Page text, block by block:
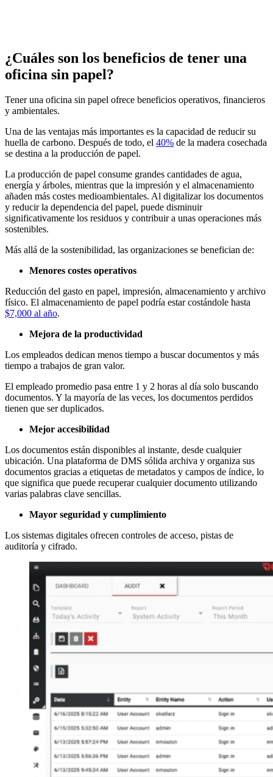
¿Cuáles son los beneficios de tener una
oficina sin papel?
Tener una oficina sin papel ofrece beneficios operativos, financieros
y ambientales.
Una de las ventajas más importantes es la capacidad de reducir su
huella de carbono. Después de todo, el 40% de la madera cosechada
se destina a la producción de papel.
La producción de papel consume grandes cantidades de agua,
energía y árboles, mientras que la impresión y el almacenamiento
añaden más costes medioambientales. Al digitalizar los documentos
y reducir la dependencia del papel, puede disminuir
significativamente los residuos y contribuir a unas operaciones más
sostenibles.
Más allá de la sostenibilidad, las organizaciones se benefician de:
Menores costes operativos
Reducción del gasto en papel, impresión, almacenamiento y archivo
físico. El almacenamiento de papel podría estar costándole hasta
$7,000 al año.
Mejora de la productividad
Los empleados dedican menos tiempo a buscar documentos y más
tiempo a trabajos de gran valor.
El empleado promedio pasa entre 1 y 2 horas al día solo buscando
documentos. Y la mayoría de las veces, los documentos perdidos
tienen que ser duplicados.
Mejor accesibilidad
Los documentos están disponibles al instante, desde cualquier
ubicación. Una plataforma de DMS sólida archiva y organiza sus
documentos gracias a etiquetas de metadatos y campos de índice, lo
que significa que puede recuperar cualquier documento utilizando
varias palabras clave sencillas.
Mayor seguridad y cumplimiento
Los sistemas digitales ofrecen controles de acceso, pistas de
auditoría y cifrado.